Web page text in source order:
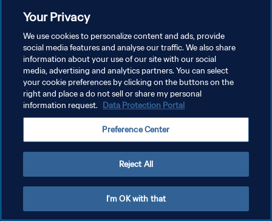
개인정보 보호정책
쿠키 기본 설정 관리
Copyright © 1994 - 2026 FIFA. All rights reserved.
Your Privacy
We use cookies to personalize content and ads, provide
social media features and analyse our traffic. We also share
information about your use of our site with our social
media, advertising and analytics partners. You can select
your cookie preferences by clicking on the buttons on the
right and place a do not sell or share my personal
information request. Data Protection Portal
Preference Center
Reject All
I'm OK with that